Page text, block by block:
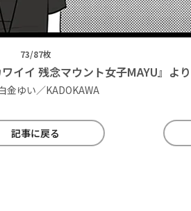
73/87枚
イイ 残念マウント女子MAYU』より
白金ゆい／KADOKAWA
記事に戻る